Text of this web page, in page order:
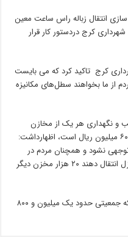
سازی انتقال زباله راس ساعت معین
کرج دردستور کار قرار
کرج تاکید کرد که می بایست
از ما بخواهند سطل‌های مکانیزه
و نگهداری هر یک از مخازن
مکانیزه سطل زباله در کلانشهر کرج حدود ۶۰ میلیون ریال است،‌ اظهارداشت:
نشود و همچنان مردم در
ساعت های مختلف زباله را به بیرون از منزل انتقال دهند ۲۰ هزار مخزن دیگر
کلانشهر کرج حدود ۱۰ منطقه شهری دارد که جمعیتی حدود یک میلیون و ۸۰۰